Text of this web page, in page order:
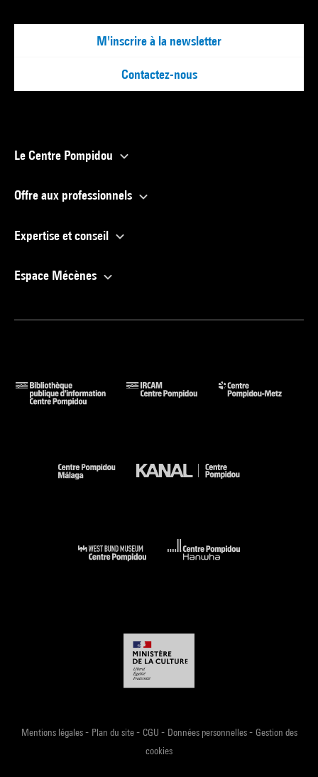
M'inscrire à la newsletter
Contactez-nous
Le Centre Pompidou
Offre aux professionnels
Expertise et conseil
Espace Mécènes
Mentions légales- Plan du site- CGU - Données personnelles- Gestion des
cookies